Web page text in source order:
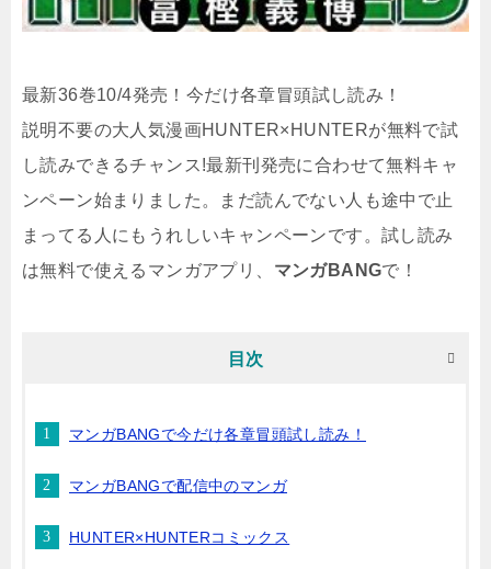
最新36巻10/4発売！今だけ各章冒頭試し読み！
説明不要の大人気漫画HUNTER×HUNTERが無料で試
し読みできるチャンス!最新刊発売に合わせて無料キャ
ンペーン始まりました。まだ読んでない人も途中で止
まってる人にもうれしいキャンペーンです。試し読み
は無料で使えるマンガアプリ、 マンガBANGで！
目次
マンガBANGで今だけ各章冒頭試し読み！
マンガBANGで配信中のマンガ
HUNTER×HUNTERコミックス